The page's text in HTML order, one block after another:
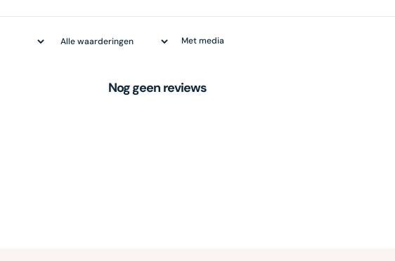
Met media
Nog geen reviews